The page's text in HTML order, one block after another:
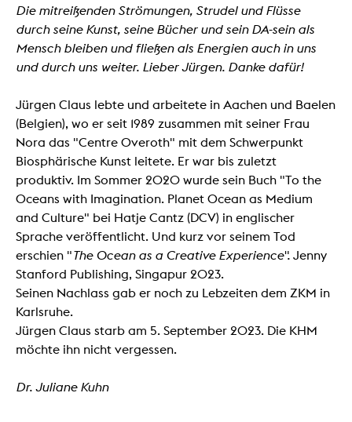
Die mitreißenden Strömungen, Strudel und Flüsse
durch seine Kunst, seine Bücher und sein DA-sein als
Mensch bleiben und fließen als Energien auch in uns
und durch uns weiter. Lieber Jürgen. Danke dafür!
Jürgen Claus lebte und arbeitete in Aachen und Baelen
(Belgien), wo er seit 1989 zusammen mit seiner Frau
Nora das "Centre Overoth" mit dem Schwerpunkt
Biosphärische Kunst leitete. Er war bis zuletzt
produktiv. Im Sommer 2020 wurde sein Buch "To the
Oceans with Imagination. Planet Ocean as Medium
and Culture" bei Hatje Cantz (DCV) in englischer
Sprache veröffentlicht. Und kurz vor seinem Tod
erschien "The Ocean as a Creative Experience". Jenny
Stanford Publishing, Singapur 2023.
Seinen Nachlass gab er noch zu Lebzeiten dem ZKM in
Karlsruhe.
Jürgen Claus starb am 5. September 2023. Die KHM
möchte ihn nicht vergessen.
Dr. Juliane Kuhn